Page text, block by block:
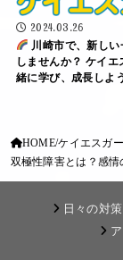
2024.03.26
川崎市で、新し
しませんか？ ケイエ
緒に学び、成長しよ
HOME ケイエスガ
双極性障害とは？感
日々の対